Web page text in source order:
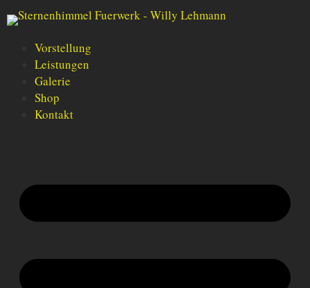
Vorstellung
Leistungen
Galerie
Shop
Kontakt